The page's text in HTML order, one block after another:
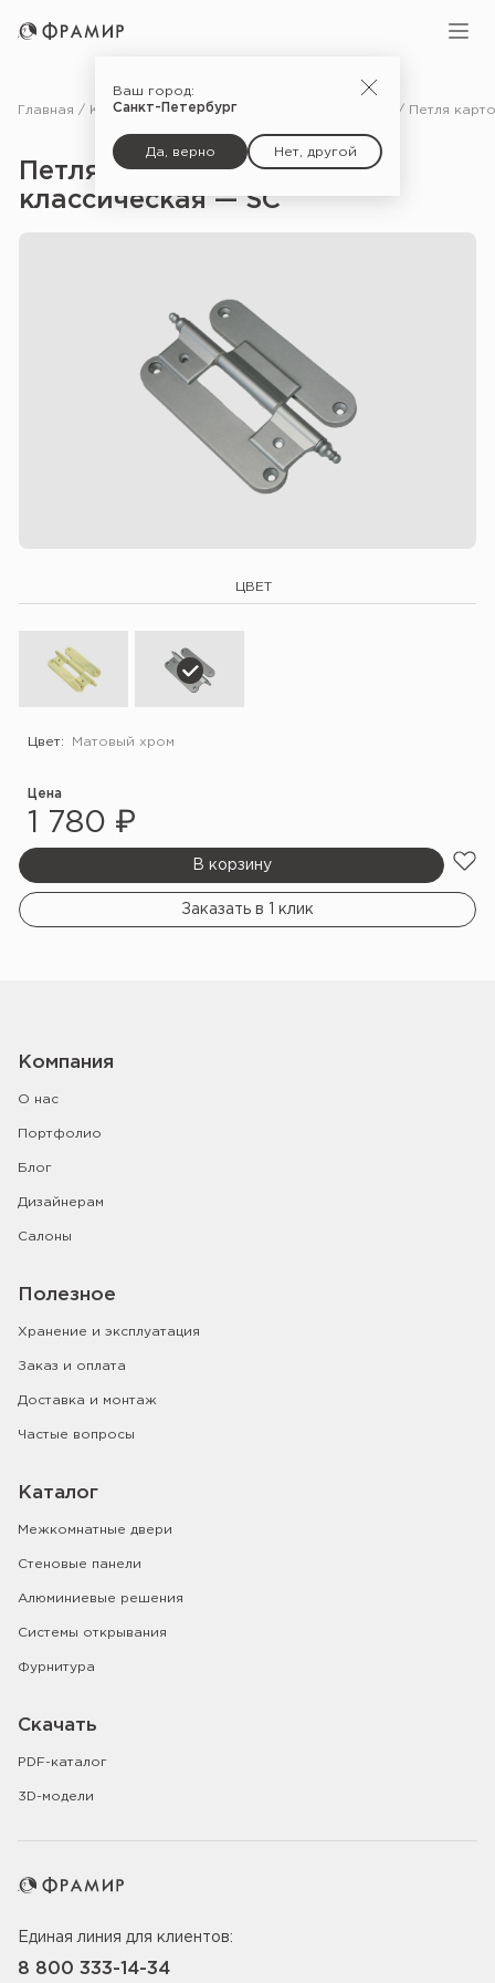
Ваш город:
Санкт-Петербург
Да, верно Нет, другой
Главная Каталог Фурнитура
Петля карточная CAF-60
классическая — SC
ЦВЕТ
Цвет: Матовый хром
Цена
1 780 ₽
В корзину
Заказать в 1 клик
Компания
О нас
Портфолио
Блог
Дизайнерам
Салоны
Полезное
Хранение и эксплуатация
Заказ и оплата
Доставка и монтаж
Частые вопросы
Каталог
Межкомнатные двери
Стеновые панели
Алюминиевые решения
Системы открывания
Фурнитура
Скачать
PDF-каталог
3D-модели
Единая линия для клиентов:
8 800 333-14-34